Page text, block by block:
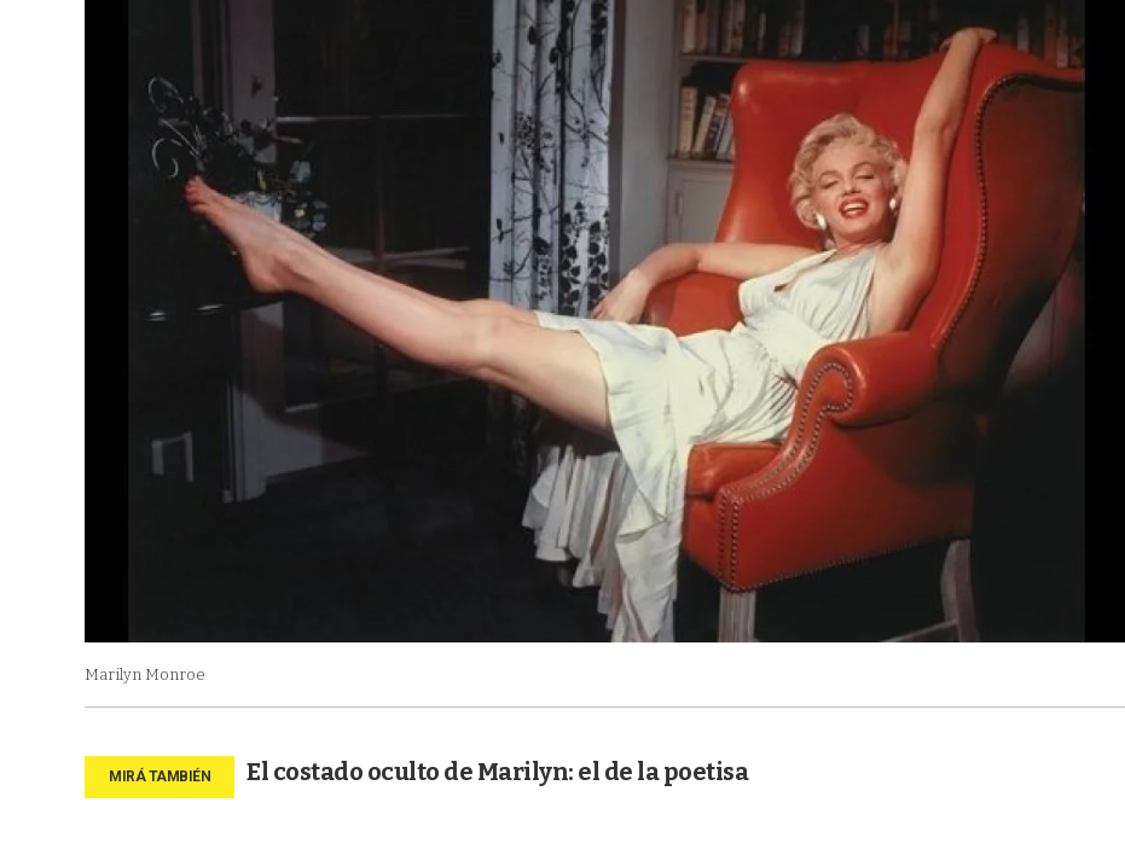
Marilyn Monroe
El costado oculto de Marilyn: el de la poetisa